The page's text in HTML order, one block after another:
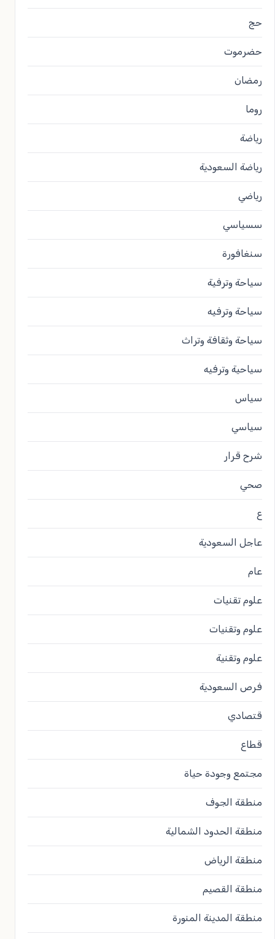
حج
حضرموت
رمضان
روما
رياضة
رياضة السعودية
رياضي
سسياسي
سنغافورة
سياحة وترفية
سياحة وترفيه
سياحة وثقافة وتراث
سياحية وترفيه
سياس
سياسي
شرح قرار
صحي
ع
عاجل السعودية
عام
علوم تقنيات
علوم وتقنيات
علوم وتقنية
فرص السعودية
قتصادي
قطاع
مجتمع وجودة حياة
منطقة الجوف
منطقة الحدود الشمالية
منطقة الرياض
منطقة القصيم
منطقة المدينة المنورة